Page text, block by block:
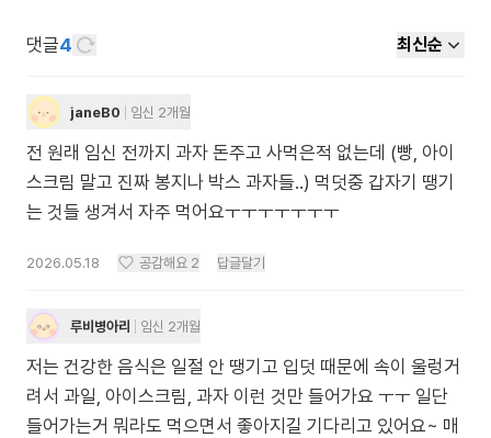
댓글4 최신순
janeB0 임신 2개월
전 원래 임신 전까지 과자 돈주고 사먹은적 없는데 (빵, 아이
스크림 말고 진짜 봉지나 박스 과자들..) 먹덧중 갑자기 땡기
는 것들 생겨서 자주 먹어요ㅜㅜㅜㅜㅜㅜㅜ
2026.05.18 공감해요 2 답글달기
루비병아리 임신 2개월
저는 건강한 음식은 일절 안 땡기고 입덧 때문에 속이 울렁거
려서 과일, 아이스크림, 과자 이런 것만 들어가요 ㅜㅜ 일단
들어가는거 뭐라도 먹으면서 좋아지길 기다리고 있어요~ 매